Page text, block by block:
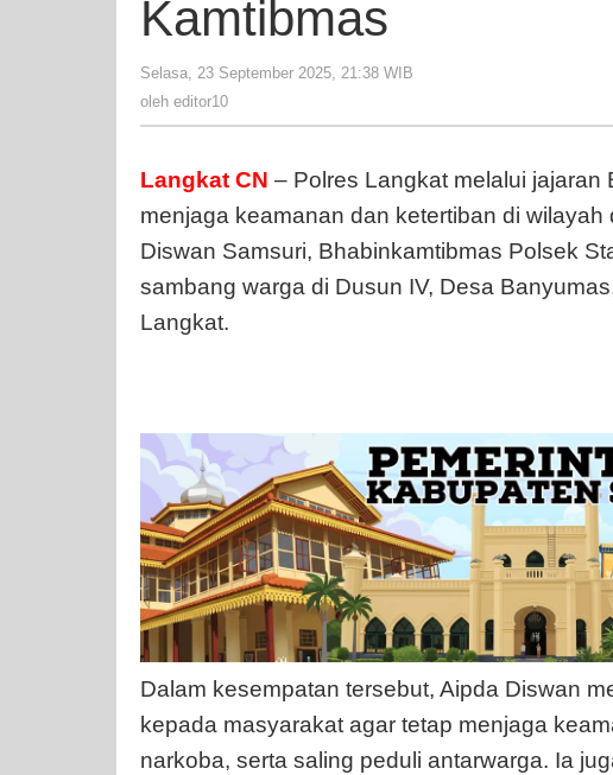
Kamtibmas
Selasa, 23 September 2025, 21:38 WIB
oleh editor10
Langkat CN – Polres Langkat melalui jajaran
menjaga keamanan dan ketertiban di
Diswan Samsuri, Bhabinkamtibmas Polsek
sambang warga di Dusun IV, Desa
Langkat.
Dalam kesempatan tersebut, Aipda Diswan
kepada masyarakat agar tetap menjaga
narkoba, serta saling peduli antarwarga. Ia